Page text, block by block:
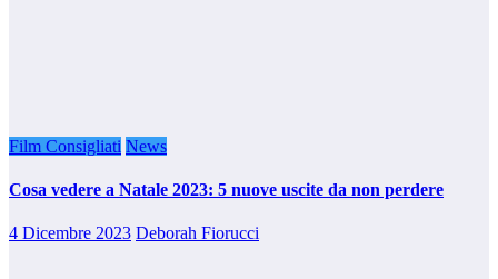
Film Consigliati News
Cosa vedere a Natale 2023: 5 nuove uscite da non perdere
4 Dicembre 2023 Deborah Fiorucci